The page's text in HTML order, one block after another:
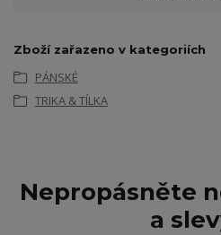
Zboží zařazeno v kategoriích
PÁNSKÉ
TRIKA & TÍLKA
Nepropásněte
a